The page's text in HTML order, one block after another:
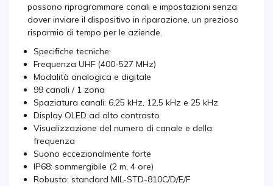
possono riprogrammare canali e impostazioni senza
dover inviare il dispositivo in riparazione, un prezioso
risparmio di tempo per le aziende.
Specifiche tecniche:
Frequenza UHF (400-527 MHz)
Modalità analogica e digitale
99 canali / 1 zona
Spaziatura canali: 6,25 kHz, 12,5 kHz e 25 kHz
Display OLED ad alto contrasto
Visualizzazione del numero di canale e della
frequenza
Suono eccezionalmente forte
IP68: sommergibile (2 m, 4 ore)
Robusto: standard MIL-STD-810C/D/E/F